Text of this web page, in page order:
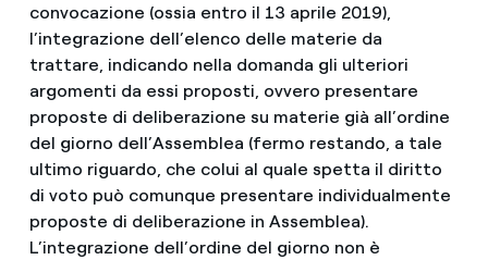
convocazione (ossia entro il 13 aprile 2019),
l’integrazione dell’elenco delle materie da
trattare, indicando nella domanda gli ulteriori
argomenti da essi proposti, ovvero presentare
proposte di deliberazione su materie già all’ordine
del giorno dell’Assemblea (fermo restando, a tale
ultimo riguardo, che colui al quale spetta il diritto
di voto può comunque presentare individualmente
proposte di deliberazione in Assemblea).
L’integrazione dell’ordine del giorno non è